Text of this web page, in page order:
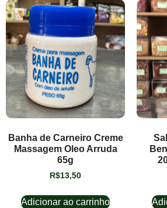
Banha de Carneiro Creme
Massagem Oleo Arruda
65g
R$13,50
Adicionar ao carrinho